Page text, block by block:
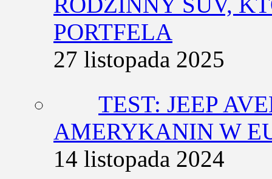
PORTFELA
27 listopada 2025
TEST: JEEP
AMERYKANIN W
14 listopada 2024